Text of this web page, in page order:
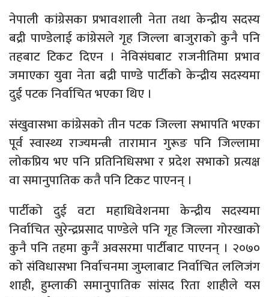
नेपाली कांग्रेसका प्रभावशाली नेता तथा केन्द्रीय सदस्य
बद्री पाण्डेलाई कांग्रेसले गृह जिल्ला बाजुराको कुनै पनि
तहबाट टिकट दिएन । नेविसंघबाट राजनीतिमा प्रभाव
जमाएका युवा नेता बद्री पाण्डे पार्टीको केन्द्रीय सदस्यमा
दुई पटक निर्वाचित भएका थिए ।
संखुवासभा कांग्रेसको तीन पटक जिल्ला सभापति भएका
पूर्व स्वास्थ्य राज्यमन्त्री तारामान गुरूङ पनि जिल्लामा
लोकप्रिय भए पनि प्रतिनिधिसभा र प्रदेश सभाको प्रत्यक्ष
वा समानुपातिक कतै पनि टिकट पाएनन् ।
पार्टीको दुई वटा महाधिवेशनमा केन्द्रीय सदस्यमा
निर्वाचित सुरेन्द्रप्रसाद पाण्डेले पनि गृह जिल्ला गोरखाको
कुनै पनि तहमा कुनैं अवसरमा पार्टीबाट पाएनन् । २०७०
को संविधासभा निर्वाचनमा जुम्लाबाट निर्वाचित ललिजंग
शाही, हुम्लाकी समानुपातिक सांसद रिता शाहीले यस